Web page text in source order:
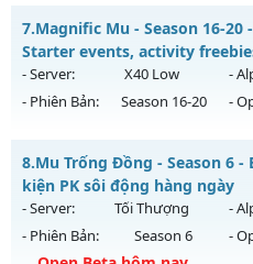
Antihack: GoldShield
MU HỎA LONG 6.9 - 🌍
Mu mới ra tháng 08 2026 - Mở
https://facebook.com/
02/08/2626
Kiểu reset: Non Reset
Thể loại: Mu Nguyên bản
Antihack: XShield
7.Magnific Mu - Season 16-20
Starter events, activity
- Server: X40 Low -
- Phiên Bản:
Season 16-20 -
Magnific Mu - Starter events,
Mu mới ra tháng 08 2026 - Mở
ngày 15/08/2626
Exp: 40x - Drop: 30%
8.Mu Trống Đồng - Season 6 -
kiện PK sôi động hàng ngày
- Server: Tối Thượng -
- Phiên Bản:
Season 6 -